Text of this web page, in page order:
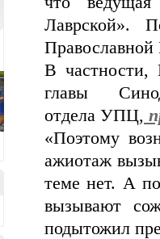
Лаврской».
В
главы
отдела УПЦ,
«Поэтому
ажиотаж
теме нет. А
вызывают
подытожил